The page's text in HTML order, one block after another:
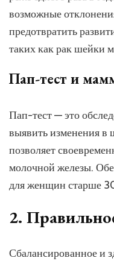
возможные
предотвратить
таких как рак шейки
Пап-тест и
Пап-тест — это
выявить изменения в
позволяет
молочной железы.
для женщин старше
2.
Сбалансированное и